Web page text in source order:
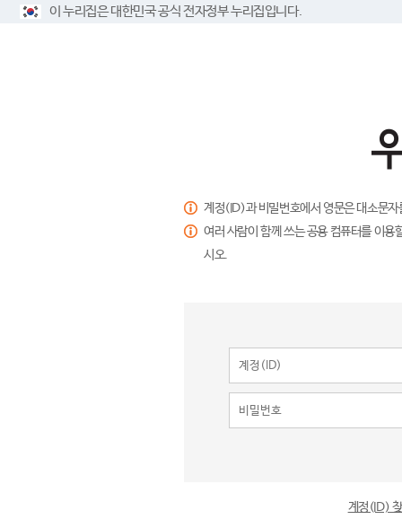
이 누리집은 대한민국 공식 전자정부 누리집입니다.
계정(ID)과 비밀번호에서 영문은 대소문
여러 사람이 함께 쓰는 공용 컴퓨터를 이
시오.
계정(ID)